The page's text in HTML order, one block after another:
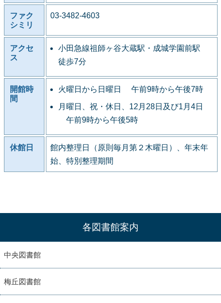
ファク
シミリ
03-3482-4603
アクセ
ス
小田急線祖師ヶ谷大蔵駅・成城学園前駅
徒歩7分
開館時
間
火曜日から日曜日 午前9時から午後7時
月曜日、祝・休日、12月28日及び1月4日
午前9時から午後5時
休館日
館内整理日（原則毎月第２木曜日）、年末年
始、特別整理期間
各図書館案内
中央図書館
梅丘図書館